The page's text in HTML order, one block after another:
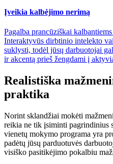
Įveikia kalbėjimo nerimą
Pagalba prancūziškai
Interaktyvūs dirbtinio intelekto
suklysti, todėl jūsų darbuotojai
ir akcentą prieš žengdami į
Realistiška
praktika
Norint sklandžiai mokėti
reikia ne tik įsiminti pagrindinius
vienetų mokymo programa yra
padėtų jūsų parduotuvės
visiško pasitikėjimo pokalbiu